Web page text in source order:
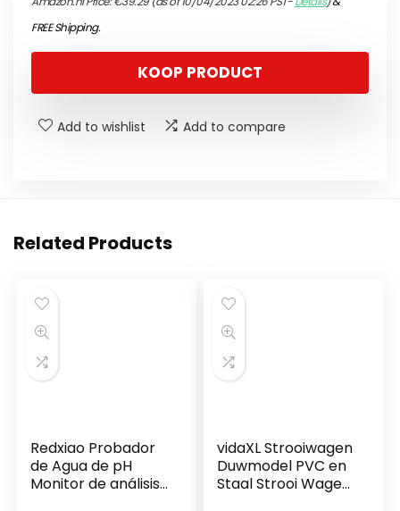
FREE Shipping.
KOOP PRODUCT
Add to wishlist Add to compare
Related Products
Redxiao Probador
de Agua de pH
Monitor de análisis
vidaXL Strooiwagen
Duwmodel PVC en
Staal Strooi Wagen